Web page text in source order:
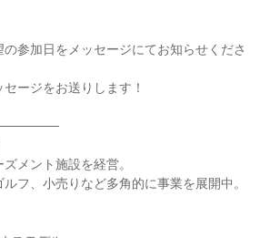
参加日をメッセージにてお知らせくださ
ージをお送りします！
メント施設を経営。
フ、小売りなど多角的に事業を展開中。